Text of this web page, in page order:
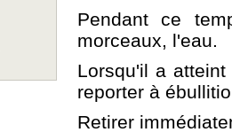
Pendant ce
morceaux, l'eau.
Lorsqu'il a
reporter à
Retirer